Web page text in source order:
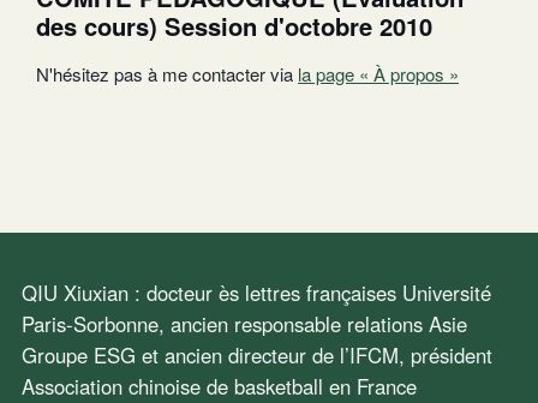
des cours) Session d'octobre 2010
N'hésitez pas à me contacter via la page « À propos »
QIU Xiuxian : docteur ès lettres françaises Université
Paris-Sorbonne, ancien responsable relations Asie
Groupe ESG et ancien directeur de l’IFCM, président
Association chinoise de basketball en France